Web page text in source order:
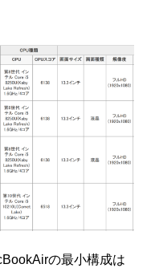
の最小構成は